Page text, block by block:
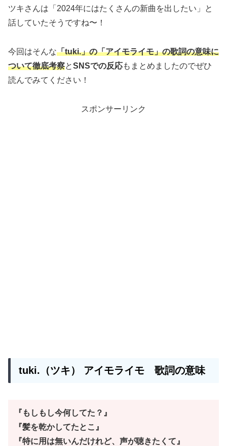
ツキさんは「2024年にはたくさんの新曲を出したい」と
話していたそうですね〜！
今回はそんな「tuki.」の「アイモライモ」の歌詞の意味に
ついて徹底考察とSNSでの反応もまとめましたのでぜひ
読んでみてください！
スポンサーリンク
tuki.（ツキ） アイモライモ 歌詞の意味
『もしもし今何してた？』
『髪を乾かしてたとこ』
『特に用は無いんだけれど、声が聴きたくて』